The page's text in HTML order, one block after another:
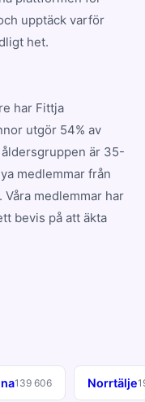
upptäck varför
het.
har Fittja
utgör 54% av
är 35-
medlemmar från
medlemmar har
bevis på att äkta
139 606 Norrtälje